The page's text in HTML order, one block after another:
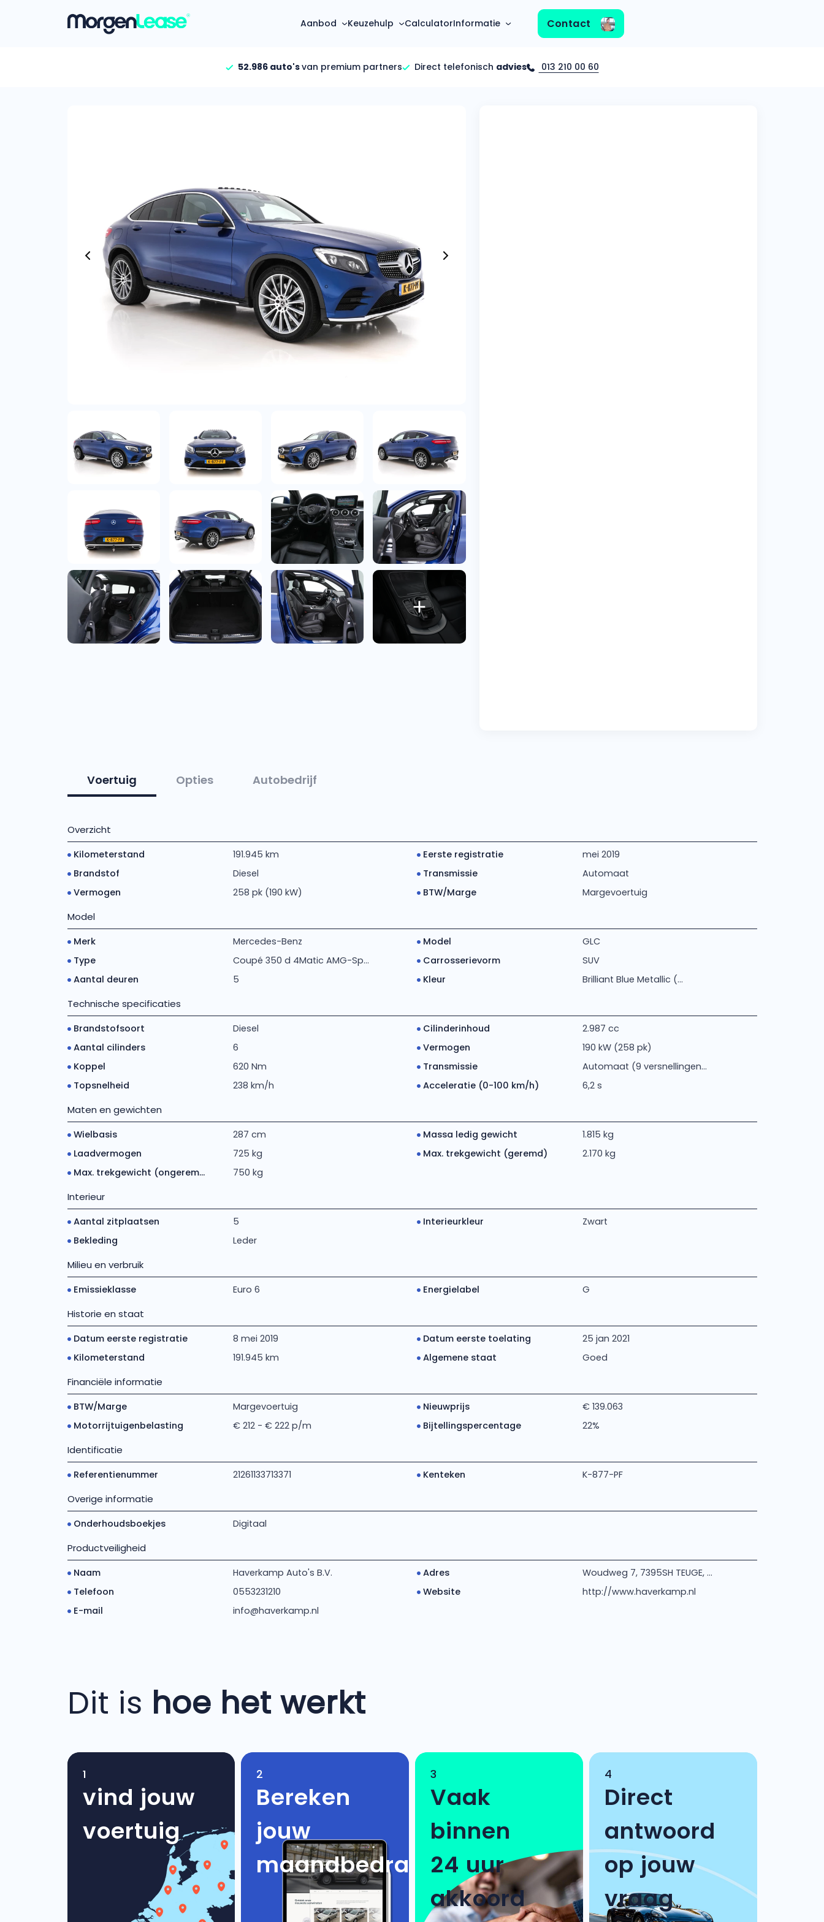
Aanbod
Hele aanbod
Bekijk alle stadsauto’s
EV’s/Hybrides
Bekijk alle electrische auto’s
Bedrijfswagens
Bekijk alle bedrijfswagens
Budgetwagens
Bekijk alle budgetwagens
Audi
(2000+ auto's)
BMW
(2000+ auto's)
Keuzehulp CalculatorInformatie Contact
52.986 auto'svan premium partners Direct telefonisch advies 013 210 00 60
Voertuig Opties Autobedrijf
Overzicht
Kilometerstand 191.945 km Eerste registratie
mei 2019
Brandstof
Diesel Transmissie
Automaat
Vermogen
258 pk (190 kW) BTW/Marge Margevoertuig
Model
Merk Mercedes-Benz Model
GLC
Type
Coupé 350 d 4Matic AMG-Sp... Carrosserievorm
SUV
Aantal deuren
5 Kleur Brilliant Blue Metallic (...
Technische specificaties
Brandstofsoort Diesel Cilinderinhoud
2.987 cc
Aantal cilinders
6 Vermogen
190 kW (258 pk)
Koppel
620 Nm Transmissie
Automaat (9 versnellingen...
Topsnelheid
238 km/h Acceleratie (0-100 km/h) 6,2 s
Maten en gewichten
Wielbasis 287 cm Massa ledig gewicht
1.815 kg
Laadvermogen
725 kg Max. trekgewicht (geremd)
2.170 kg
Max. trekgewicht (ongerem...
750 kg
Interieur
Aantal zitplaatsen 5 Interieurkleur
Zwart
Bekleding
Leder
Milieu en verbruik
Emissieklasse Euro 6 Energielabel G
Historie en staat
Datum eerste registratie 8 mei 2019 Datum eerste toelating
25 jan 2021
Kilometerstand
191.945 km Algemene staat Goed
Financiële informatie
BTW/Marge Margevoertuig Nieuwprijs
€ 139.063
Motorrijtuigenbelasting
€ 212 - € 222 p/m Bijtellingspercentage 22%
Identificatie
Referentienummer 21261133713371 Kenteken K-877-PF
Overige informatie
Onderhoudsboekjes Digitaal
Productveiligheid
Naam Haverkamp Auto's B.V. Adres
Woudweg 7, 7395SH TEUGE, ...
Telefoon
0553231210 Website
http://www.haverkamp.nl
E-mail
info@haverkamp.nl
Dit is hoe het werkt
1
vind jouw
voertuig
2
Bereken
jouw
maandbedrag
3
Vaak
binnen
24 uur
akkoord
4
Direct
antwoord
op jouw
vraag